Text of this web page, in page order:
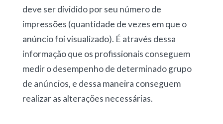
deve ser dividido por seu número de
impressões (quantidade de vezes em que o
anúncio foi visualizado). É através dessa
informação que os profissionais conseguem
medir o desempenho de determinado grupo
de anúncios, e dessa maneira conseguem
realizar as alterações necessárias.